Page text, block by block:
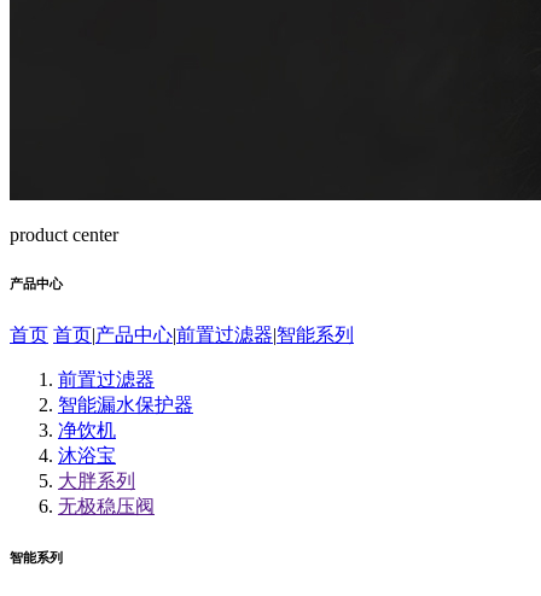
product center
产品中心
首页 首页|产品中心|前置过滤器|智能系列
前置过滤器
智能漏水保护器
净饮机
沐浴宝
大胖系列
⽆极稳压阀
智能系列